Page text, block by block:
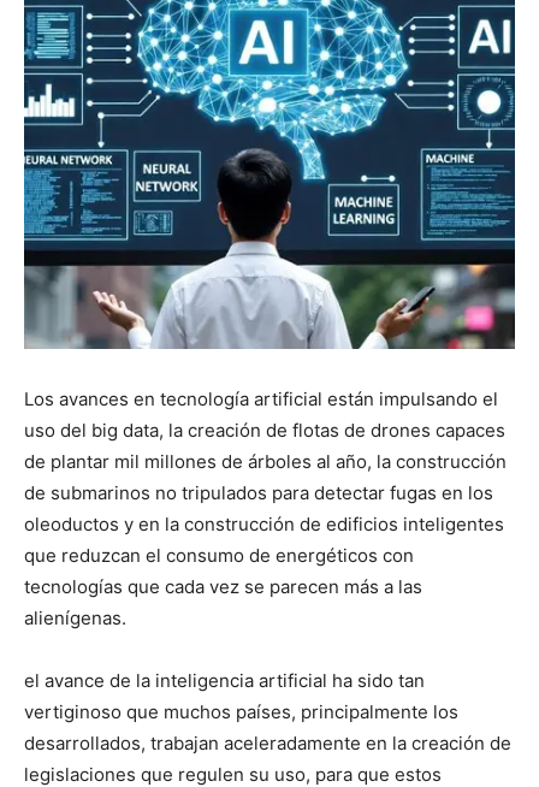
Los avances en tecnología artificial están impulsando el
uso del big data, la creación de flotas de drones capaces
de plantar mil millones de árboles al año, la construcción
de submarinos no tripulados para detectar fugas en los
oleoductos y en la construcción de edificios inteligentes
que reduzcan el consumo de energéticos con
tecnologías que cada vez se parecen más a las
alienígenas.
el avance de la inteligencia artificial ha sido tan
vertiginoso que muchos países, principalmente los
desarrollados, trabajan aceleradamente en la creación de
legislaciones que regulen su uso, para que estos